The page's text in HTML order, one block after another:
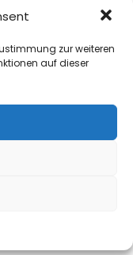
zur weiteren
auf dieser